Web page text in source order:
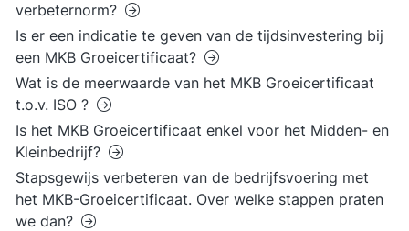
verbeternorm?
Is er een indicatie te geven van de tijdsinvestering bij
een MKB Groeicertificaat?
Wat is de meerwaarde van het MKB Groeicertificaat
t.o.v. ISO ?
Is het MKB Groeicertificaat enkel voor het Midden- en
Kleinbedrijf?
Stapsgewijs verbeteren van de bedrijfsvoering met
het MKB-Groeicertificaat. Over welke stappen praten
we dan?